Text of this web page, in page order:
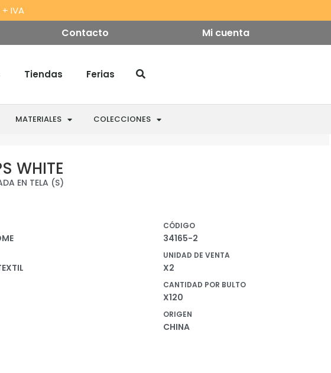
IVA
Contacto Mi cuenta
Tiendas Ferias
MATERIALES COLECCIONES
WHITE
EN TELA (S)
CÓDIGO
34165-2
UNIDAD DE VENTA
X2
CANTIDAD POR BULTO
X120
ORIGEN
CHINA